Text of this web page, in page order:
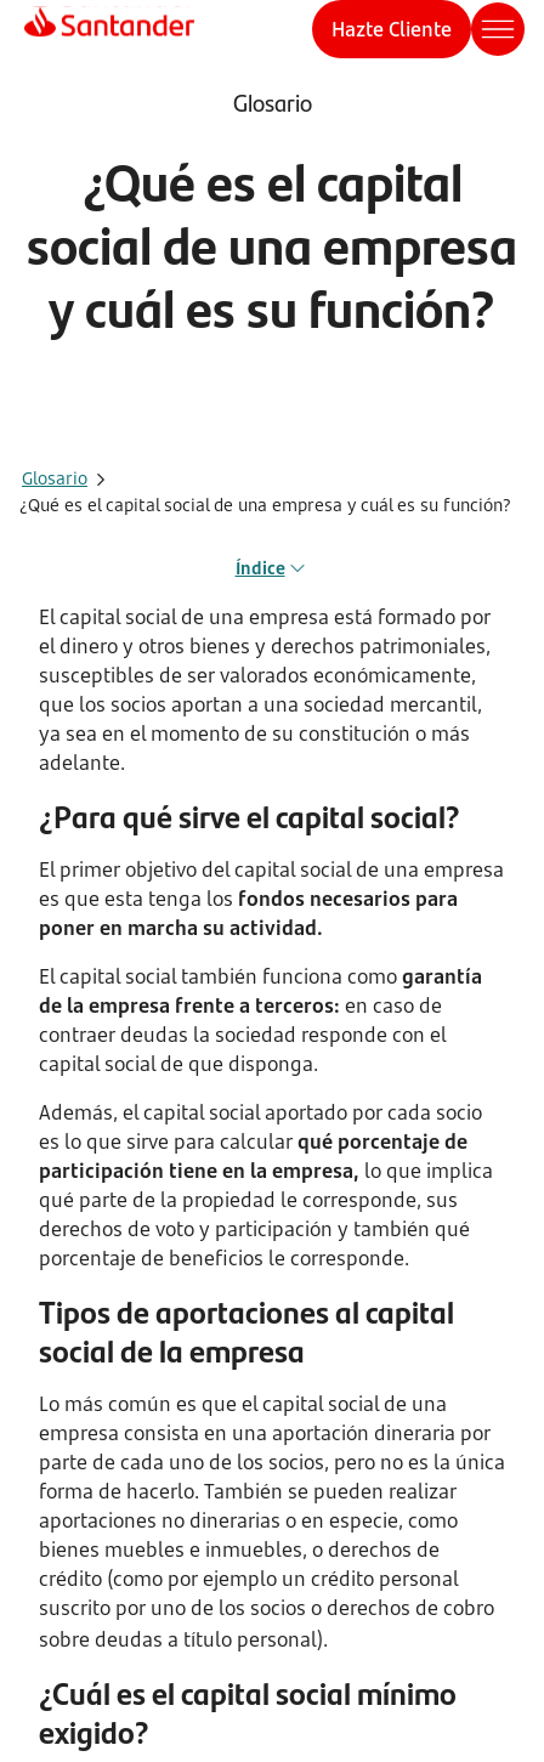
Hazte Cliente
Glosario
¿Qué es el capital
social de una empresa
y cuál es su función?
Glosario
¿Qué es el capital social de una empresa y cuál es su función?
Índice
El capital social de una empresa está formado por
el dinero y otros bienes y derechos patrimoniales,
susceptibles de ser valorados económicamente,
que los socios aportan a una sociedad mercantil,
ya sea en el momento de su constitución o más
adelante.
¿Para qué sirve el capital social?
El primer objetivo del capital social de una empresa
es que esta tenga los fondos necesarios para
poner en marcha su actividad.
El capital social también funciona comogarantía
de la empresa frente a terceros: en caso de
contraer deudas la sociedad responde con el
capital social de que disponga.
Además, el capital social aportado por cada socio
es lo que sirve para calcularqué porcentaje de
participación tiene en la empresa, lo que implica
qué parte de la propiedad le corresponde, sus
derechos de voto y participación y también qué
porcentaje de beneficios le corresponde.
Tipos de aportaciones al capital
social de la empresa
Lo más común es que el capital social de una
empresa consista en una aportación dineraria por
parte de cada uno de los socios, pero no es la única
forma de hacerlo. También se pueden realizar
aportaciones no dinerarias o en especie, como
bienes muebles e inmuebles, o derechos de
crédito (como por ejemplo un crédito personal
suscrito por uno de los socios o derechos de cobro
sobre deudas a título personal).
¿Cuál es el capital social mínimo
exigido?